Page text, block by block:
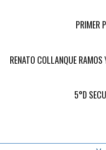
PRIMER
RENATO COLLANQUE
5°D